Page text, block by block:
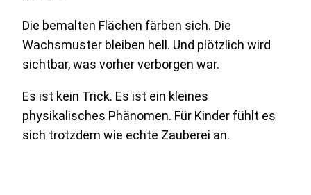
Die bemalten Flächen färben sich. Die
Wachsmuster bleiben hell. Und plötzlich wird
sichtbar, was vorher verborgen war.
Es ist kein Trick. Es ist ein kleines
physikalisches Phänomen. Für Kinder fühlt es
sich trotzdem wie echte Zauberei an.